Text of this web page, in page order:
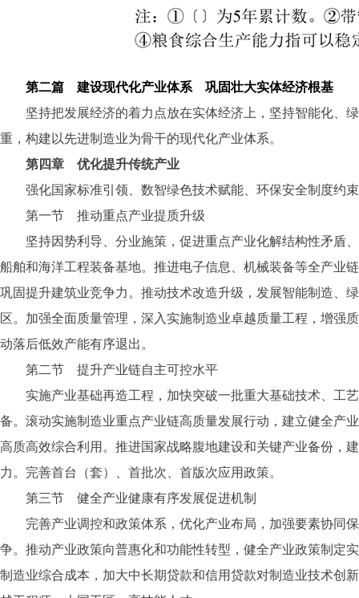
第二篇 建设现代化产业体系 巩固壮大实体经济根基
坚持把发展经济的着力点放在实体经济上，坚持智能化、绿
重，构建以先进制造业为骨干的现代化产业体系。
第四章 优化提升传统产业
强化国家标准引领、数智绿色技术赋能、环保安全制度约
第一节 推动重点产业提质升级
坚持因势利导、分业施策，促进重点产业化解结构性矛盾、
船舶和海洋工程装备基地。推进电子信息、机械装备等全产业
巩固提升建筑业竞争力。推动技术改造升级，发展智能制造、
区。加强全面质量管理，深入实施制造业卓越质量工程，增强
动落后低效产能有序退出。
第二节 提升产业链自主可控水平
实施产业基础再造工程，加快突破一批重大基础技术、工艺
备。滚动实施制造业重点产业链高质量发展行动，建立健全产
高质高效综合利用。推进国家战略腹地建设和关键产业备份，
力。完善首台（套）、首批次、首版次应用政策。
第三节 健全产业健康有序发展促进机制
完善产业调控和政策体系，优化产业布局，加强要素协同保
争。推动产业政策向普惠化和功能性转型，健全产业政策制定
制造业综合成本，加大中长期贷款和信用贷款对制造业技术创